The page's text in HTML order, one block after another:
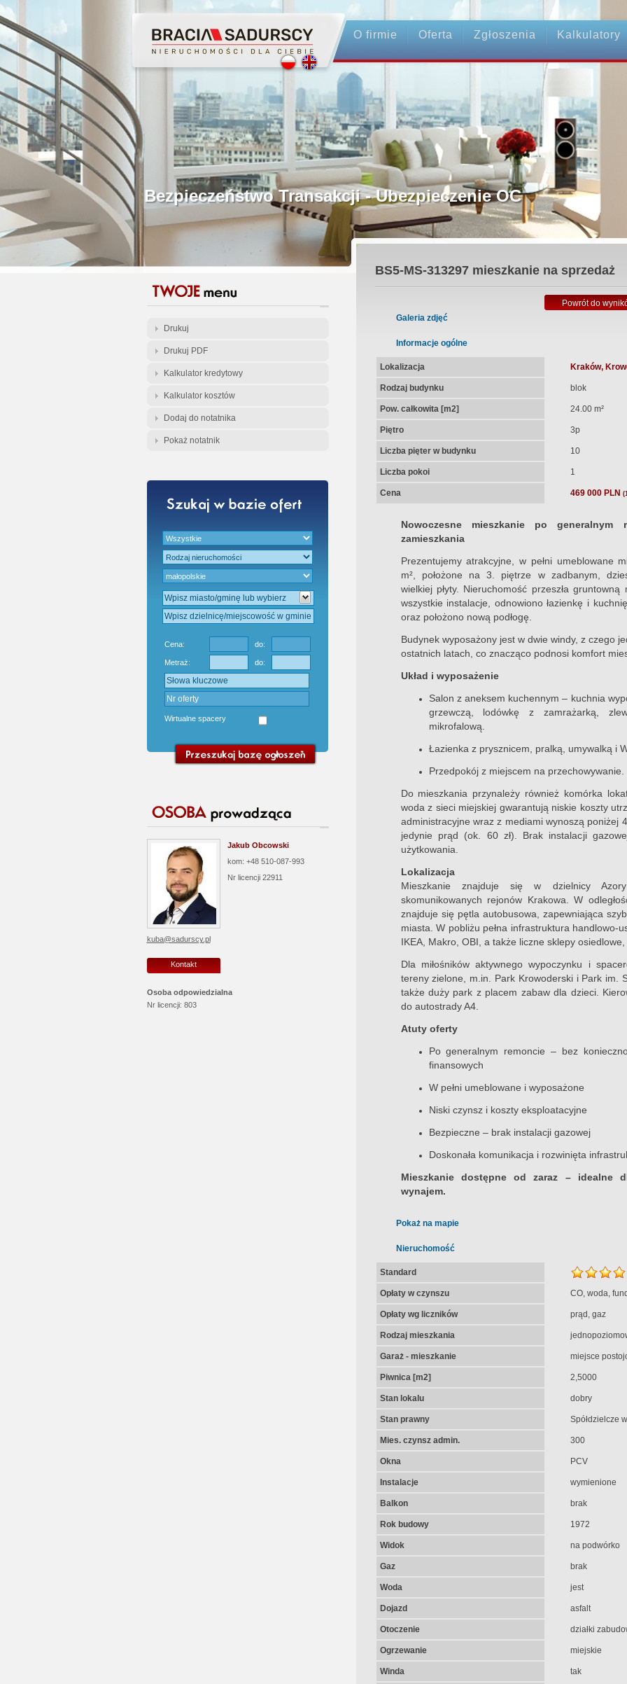
O firmie Oferta Zgłoszenia Kalkulatory
Profesjonalne Pośrednictwo
Bezpieczeństwo Transakcji - Ubezpieczenie OC
Licencjonowani Pośrednicy
Gwarancja Zwrotu Zadatku
Gratis - Przedwstępna Umowa Notarialna
Drukuj
Drukuj PDF
Kalkulator kredytowy
Kalkulator kosztów
Dodaj do notatnika
Pokaż notatnik
Cena: do:
Metraż: do:
Wirtualne spacery
Jakub Obcowski
kom: +48 510-087-993
Nr licencji 22911
kuba@sadurscy.pl
Kontakt
Osoba odpowiedzialna
Nr licencji: 803
BS5-MS-313297mieszkanie na sprzedaż
Powrót do
Galeria zdjęć
Informacje ogólne
Lokalizacja Kraków,
Rodzaj budynku blok
Pow. całkowita [m2] 24.00 m²
Piętro 3p
Liczba pięter w budynku 10
Liczba pokoi 1
Cena 469 000 PLN
Nowoczesne mieszkanie po
zamieszkania
Prezentujemy atrakcyjne, w pełni umeblowane
m², położone na 3. piętrze w zadbanym,
wielkiej płyty. Nieruchomość przeszła
wszystkie instalacje, odnowiono łazienkę i
oraz położono nową podłogę.
Budynek wyposażony jest w dwie windy, z czego
ostatnich latach, co znacząco podnosi komfort
Układ i wyposażenie
Salon z aneksem kuchennym – kuchnia
grzewczą, lodówkę z zamrażarką,
mikrofalową.
Łazienka z prysznicem, pralką, umywalką i
Przedpokój z miejscem na przechowywanie.
Do mieszkania przynależy również komórka
woda z sieci miejskiej gwarantują niskie koszty
administracyjne wraz z mediami wynoszą poniżej
jedynie prąd (ok. 60 zł). Brak instalacji
użytkowania.
Lokalizacja
Mieszkanie znajduje się w dzielnicy
skomunikowanych rejonów Krakowa. W
znajduje się pętla autobusowa, zapewniająca
miasta. W pobliżu pełna infrastruktura handlowo-
IKEA, Makro, OBI, a także liczne sklepy osiedlowe,
Dla miłośników aktywnego wypoczynku i
tereny zielone, m.in. Park Krowoderski i Park im.
także duży park z placem zabaw dla dzieci.
do autostrady A4.
Atuty oferty
Po generalnym remoncie – bez
finansowych
W pełni umeblowane i wyposażone
Niski czynsz i koszty eksploatacyjne
Bezpieczne – brak instalacji gazowej
Doskonała komunikacja i rozwinięta
Mieszkanie dostępne od zaraz – idealne
wynajem.
Pokaż na mapie
Nieruchomość
Standard
Opłaty w czynszu CO, woda,
Opłaty wg liczników prąd, gaz
Rodzaj mieszkania
Garaż - mieszkanie miejsce
Piwnica [m2] 2,5000
Stan lokalu dobry
Stan prawny Spółdzielcze
Mies. czynsz admin. 300
Okna PCV
Instalacje wymienione
Balkon brak
Rok budowy 1972
Widok na podwórko
Gaz brak
Woda jest
Dojazd asfalt
Otoczenie działki
Ogrzewanie miejskie
Winda tak